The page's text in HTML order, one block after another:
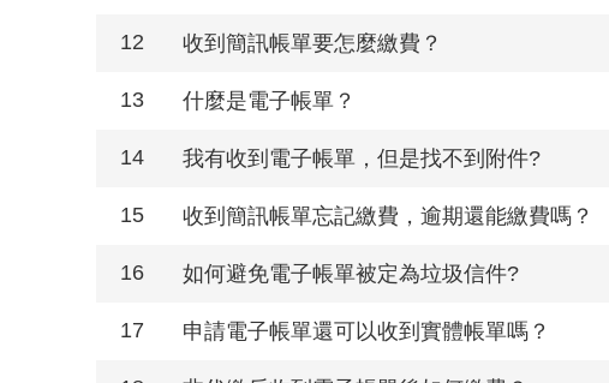
12 收到簡訊帳單要怎麼繳費？
13 什麼是電子帳單？
14 我有收到電子帳單，但是找不到附件?
15 收到簡訊帳單忘記繳費，逾期還能繳費嗎？
16 如何避免電子帳單被定為垃圾信件?
17 申請電子帳單還可以收到實體帳單嗎？